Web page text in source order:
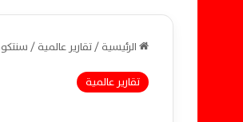
الرئيسية/تقارير عالمية/
تقارير عالمية